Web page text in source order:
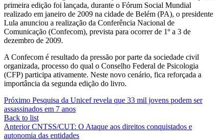
primeira edição foi lançada, durante o Fórum Social Mundial
realizado em janeiro de 2009 na cidade de Belém (PA), o presidente
Lula anunciou a realização da Conferência Nacional de
Comunicação (Confecom), prevista para ocorrer de 1º a 3 de
dezembro de 2009.
A Confecom é resultado da pressão por parte da sociedade civil
organizada, processo do qual o Conselho Federal de Psicologia
(CFP) participa ativamente. Neste novo cenário, fica reforçada a
importância da segunda edição do livro.
Próximo Pesquisa da Unicef revela que 33 mil jovens podem ser
assassinados em 7 anos
Back to list
Anterior CNTSS/CUT: O Ataque aos direitos conquistados e
autonomia das entidades